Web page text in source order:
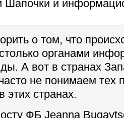
о том, что
органами
А вот в странах
не понимаем тех
этих странах.
ФБ Jeanna